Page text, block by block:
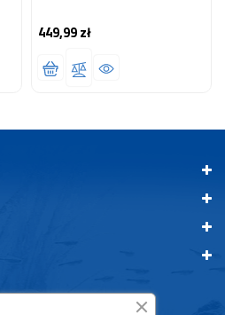
449,99 złCena